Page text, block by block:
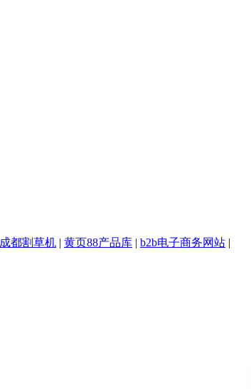
成都割草机 | 黄页88产品库 | b2b电子商务网站 |